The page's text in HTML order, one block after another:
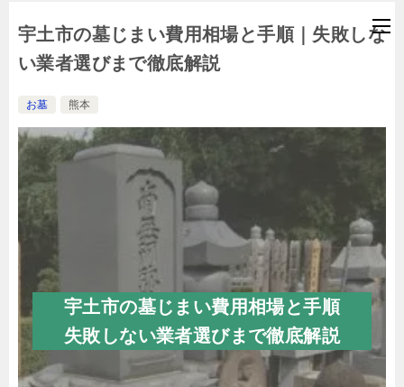
宇土市の墓じまい費用相場と手順｜失敗しな
い業者選びまで徹底解説
お墓 熊本
宇土市の墓じまい費用相場と手順
失敗しない業者選びまで徹底解説